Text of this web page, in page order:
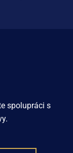
spolupráci s